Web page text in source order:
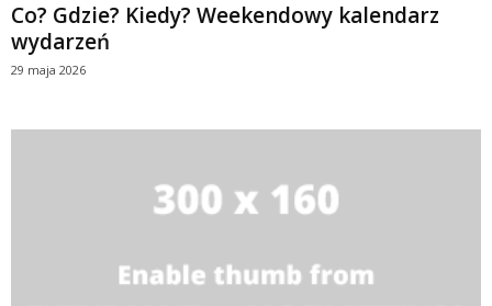
Co? Gdzie? Kiedy? Weekendowy kalendarz
wydarzeń
29 maja 2026